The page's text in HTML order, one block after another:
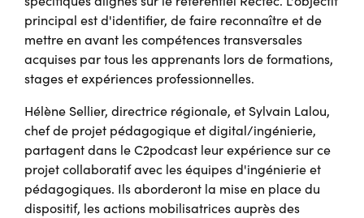
principal est d'identifier, de faire reconnaître et de
mettre en avant les compétences transversales
acquises par tous les apprenants lors de formations,
stages et expériences professionnelles.
Hélène Sellier, directrice régionale, et Sylvain Lalou,
chef de projet pédagogique et digital/ingénierie,
partagent dans le C2podcast leur expérience sur ce
projet collaboratif avec les équipes d'ingénierie et
pédagogiques. Ils aborderont la mise en place du
dispositif, les actions mobilisatrices auprès des